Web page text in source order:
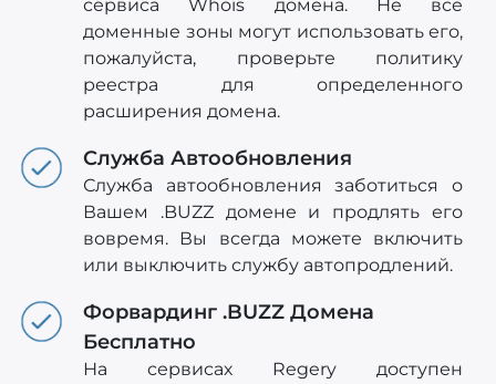
сервиса Whois домена. Не все
доменные зоны могут использовать его,
пожалуйста, проверьте политику
реестра для определенного
расширения домена.
Служба Автообновления
Служба автообновления заботиться о
Вашем .BUZZ домене и продлять его
вовремя. Вы всегда можете включить
или выключить службу автопродлений.
Форвардинг .BUZZ Домена
Бесплатно
На сервисах Regery доступен